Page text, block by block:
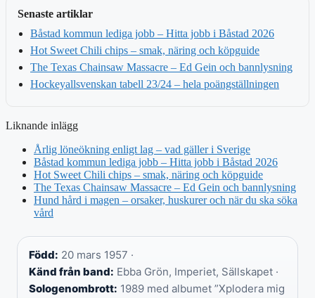
Senaste artiklar
Båstad kommun lediga jobb – Hitta jobb i Båstad 2026
Hot Sweet Chili chips – smak, näring och köpguide
The Texas Chainsaw Massacre – Ed Gein och bannlysning
Hockeyallsvenskan tabell 23/24 – hela poängställningen
Liknande inlägg
Årlig löneökning enligt lag – vad gäller i Sverige
Båstad kommun lediga jobb – Hitta jobb i Båstad 2026
Hot Sweet Chili chips – smak, näring och köpguide
The Texas Chainsaw Massacre – Ed Gein och bannlysning
Hund hård i magen – orsaker, huskurer och när du ska söka
vård
Född: 20 mars 1957 ·
Känd från band: Ebba Grön, Imperiet, Sällskapet ·
Sologenombrott: 1989 med albumet ”Xplodera mig